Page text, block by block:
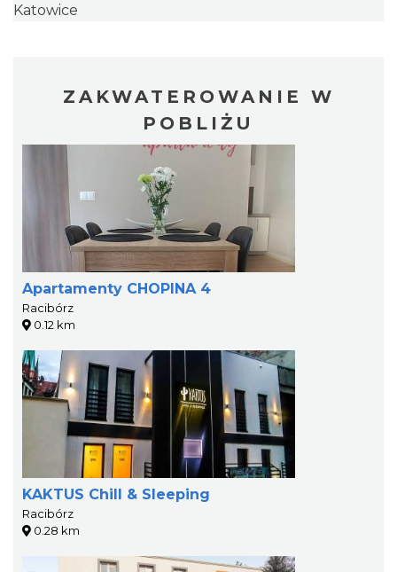
Katowice
ZAKWATEROWANIE W
POBLIŻU
Apartamenty CHOPINA 4
Racibórz
0.12 km
KAKTUS Chill & Sleeping
Racibórz
0.28 km